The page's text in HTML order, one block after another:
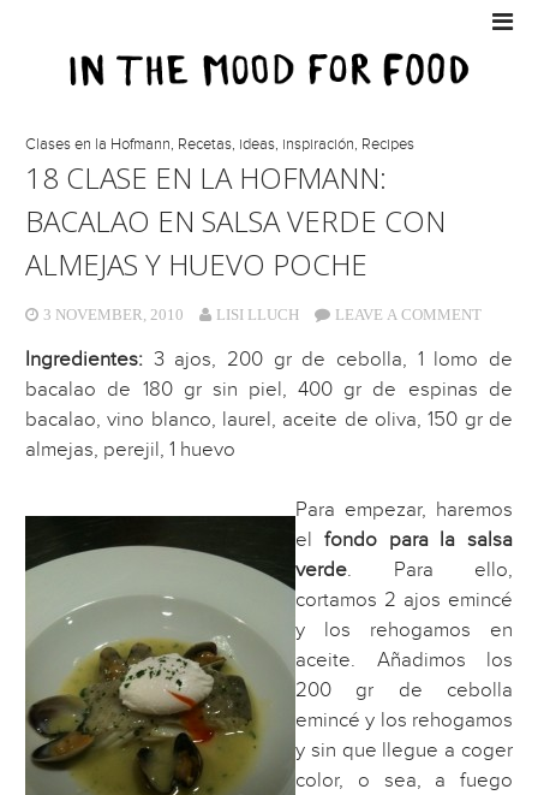
Clases en la Hofmann, Recetas, ideas, inspiración, Recipes
18 CLASE EN LA HOFMANN:
BACALAO EN SALSA VERDE CON
ALMEJAS Y HUEVO POCHE
3 NOVEMBER, 2010 LISI LLUCH LEAVE A COMMENT
Ingredientes: 3 ajos, 200 gr de cebolla, 1 lomo de
bacalao de 180 gr sin piel, 400 gr de espinas de
bacalao, vino blanco, laurel, aceite de oliva, 150 gr de
almejas, perejil, 1 huevo
Para empezar, haremos
el fondo para la salsa
verde. Para ello,
cortamos 2 ajos emincé
y los rehogamos en
aceite. Añadimos los
200 gr de cebolla
emincé y los rehogamos
y sin que llegue a coger
color, o sea, a fuego